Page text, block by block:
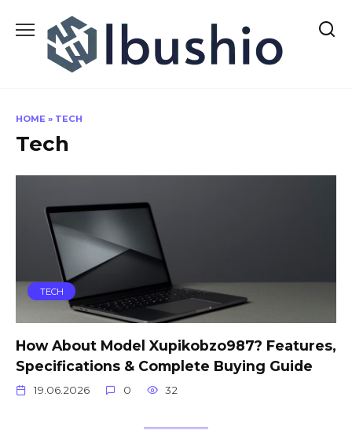
content
HOME » TECH
Tech
TECH
How About Model Xupikobzo987? Features,
Specifications & Complete Buying Guide
19.06.2026 0 32